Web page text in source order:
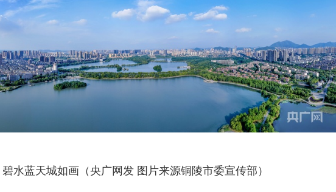
碧水蓝天城如画（央广网发 图片来源铜陵市委宣传部）